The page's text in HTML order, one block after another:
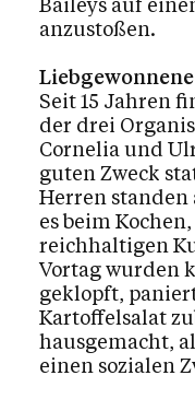
anzustoßen.
Seit 15 Jahren
der drei
Cornelia und
guten Zweck
Herren standen
es beim
reichhaltigen
Vortag wurden
geklopft,
Kartoffelsalat
hausgemacht,
einen sozialen